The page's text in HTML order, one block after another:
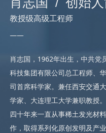
教授级高级工程师
——
肖志国，1962年出生，中共党
科技集团有限公司总工程师、
司首席科学家。兼任西安交通
学家、大连理工大学兼职教授。
四十年来一直从事稀土发光材
作，取得系列化原创发明及产